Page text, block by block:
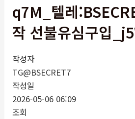
q7M_텔레
작 선불유심구입
작성자
TG@BSECRET7
작성일
2026-05-06 06:09
조회